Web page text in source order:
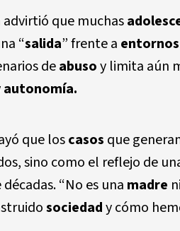
que muchas
“salida” frente a
deabusoy limita aún
autonomía.
que loscasos que
sino como el reflejo de
“No es una madre
sociedady cómo